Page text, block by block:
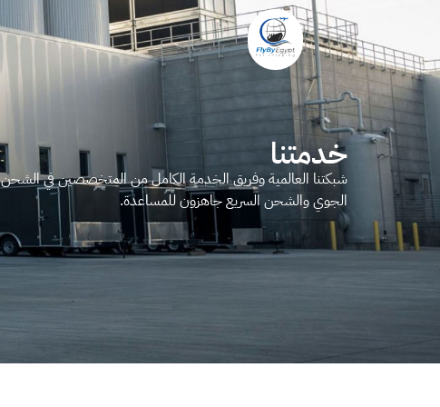
خدمتنا
شبكتنا العالمية وفريق الخدمة الكامل من المتخصصين في الشحن
الجوي والشحن السريع جاهزون للمساعدة.